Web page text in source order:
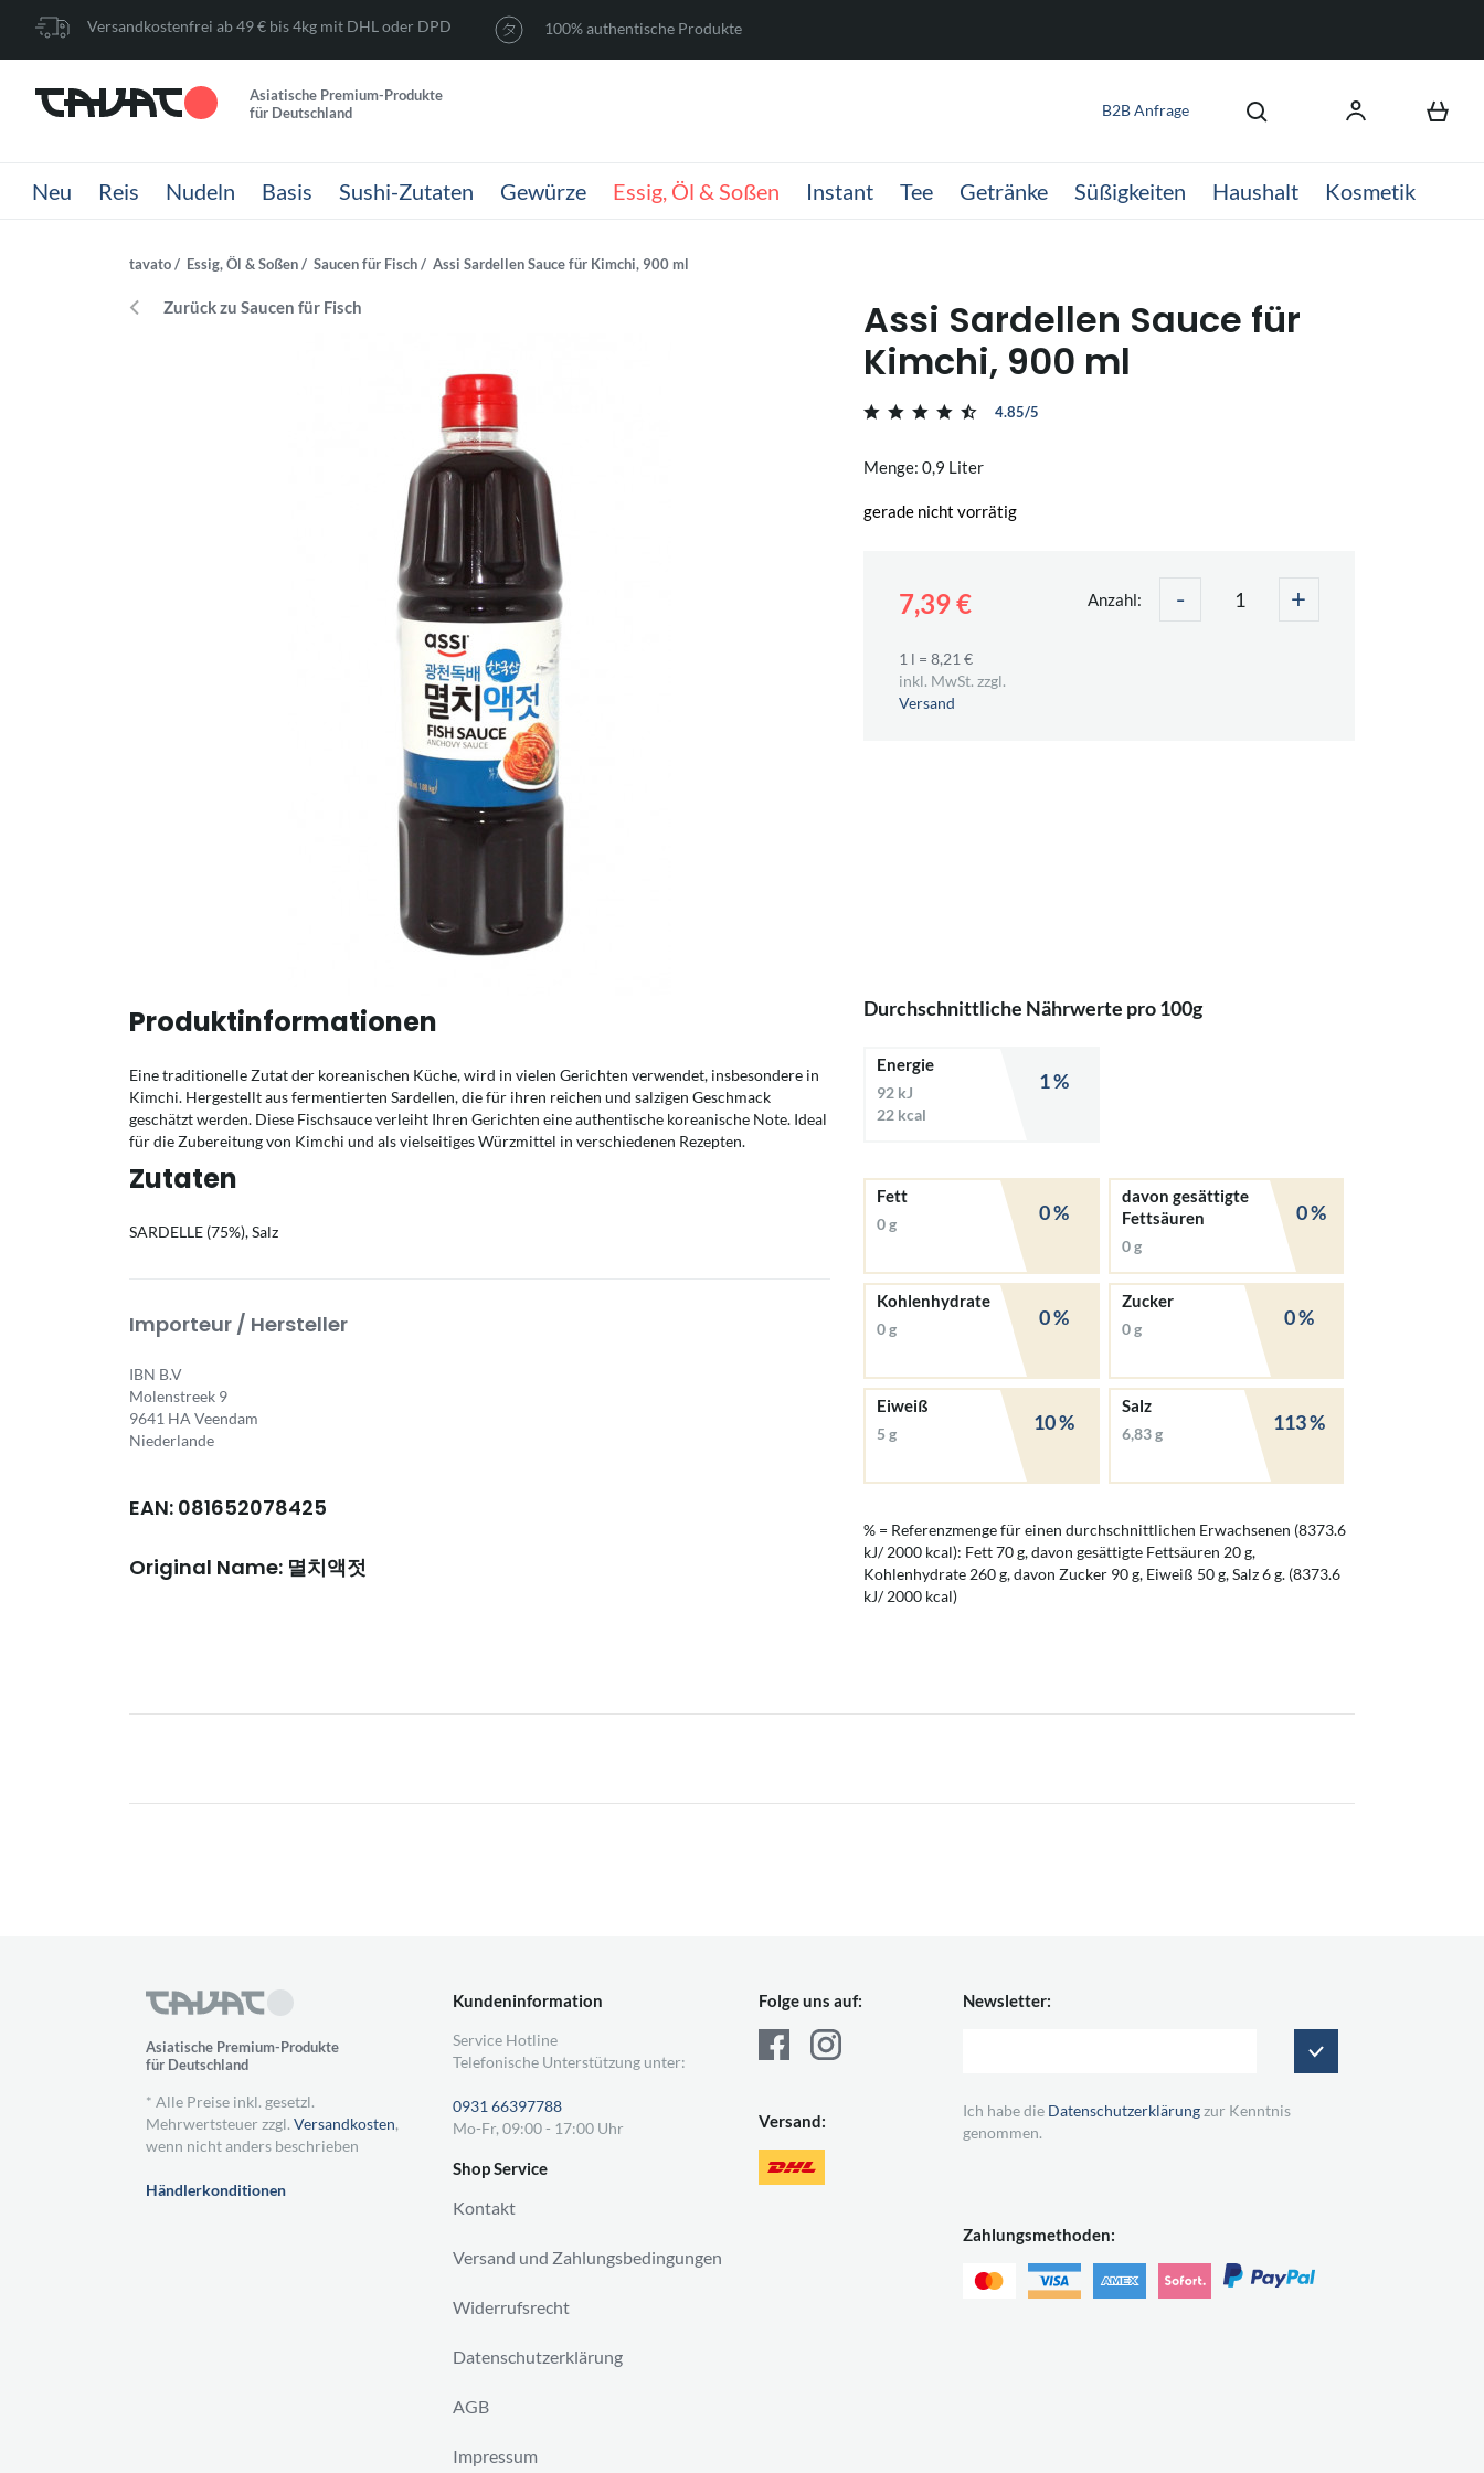
Versandkostenfrei ab 49 € bis 4kg mit DHL oder DPD 100% authentische Produkte
Asiatische Premium-Produkte
für Deutschland
B2B Anfrage
Neu Reis Nudeln Basis Sushi-Zutaten Gewürze Essig, Öl & Soßen Instant Tee Getränke Süßigkeiten Haushalt Kosmetik
tavato Essig, Öl & Soßen Saucen für Fisch Assi Sardellen Sauce für Kimchi, 900 ml
Zurück zu Saucen für Fisch
Assi Sardellen Sauce für
Kimchi, 900 ml
4.85/5
Menge: 0,9 Liter
gerade nicht vorrätig
7,39 € Anzahl: - +
1 l = 8,21 €
inkl. MwSt. zzgl.
Versand
Produktinformationen
Eine traditionelle Zutat der koreanischen Küche, wird in vielen Gerichten verwendet, insbesondere in
Kimchi. Hergestellt aus fermentierten Sardellen, die für ihren reichen und salzigen Geschmack
geschätzt werden. Diese Fischsauce verleiht Ihren Gerichten eine authentische koreanische Note. Ideal
für die Zubereitung von Kimchi und als vielseitiges Würzmittel in verschiedenen Rezepten.
Zutaten
SARDELLE (75%), Salz
Importeur / Hersteller
IBN B.V
Molenstreek 9
9641 HA Veendam
Niederlande
EAN: 081652078425
Original Name: 멸치액젓
Durchschnittliche Nährwerte pro 100g
Energie
92 kJ
22 kcal
1 %
Fett
0 g 0 %
davon gesättigte
Fettsäuren
0 g
0 %
Kohlenhydrate
0 g 0 %
Zucker
0 g 0 %
Eiweiß
5 g 10 %
Salz
6,83 g 113 %
% = Referenzmenge für einen durchschnittlichen Erwachsenen (8373.6
kJ/ 2000 kcal): Fett 70 g, davon gesättigte Fettsäuren 20 g,
Kohlenhydrate 260 g, davon Zucker 90 g, Eiweiß 50 g, Salz 6 g. (8373.6
kJ/ 2000 kcal)
Asiatische Premium-Produkte
für Deutschland
* Alle Preise inkl. gesetzl.
Mehrwertsteuer zzgl. Versandkosten,
wenn nicht anders beschrieben
Händlerkonditionen
Kundeninformation
Service Hotline
Telefonische Unterstützung unter:
0931 66397788
Mo-Fr, 09:00 - 17:00 Uhr
Shop Service
Kontakt
Versand und Zahlungsbedingungen
Widerrufsrecht
Datenschutzerklärung
AGB
Impressum
Folge uns auf:
Versand:
Newsletter:
Ich habe die Datenschutzerklärungzur Kenntnis
genommen.
Zahlungsmethoden: